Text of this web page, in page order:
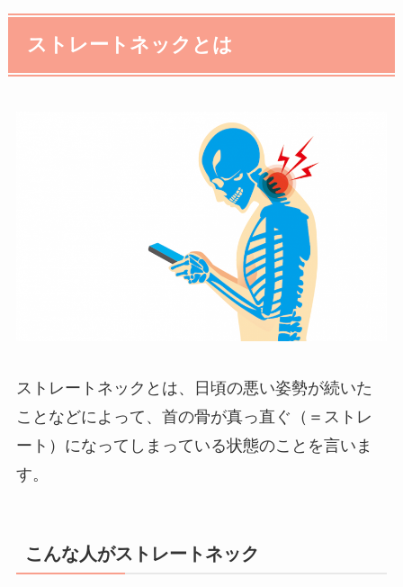
ストレートネックとは
ストレートネックとは、日頃の悪い姿勢が続いた
ことなどによって、首の骨が真っ直ぐ（＝ストレ
ート）になってしまっている状態のことを言いま
す。
こんな人がストレートネック